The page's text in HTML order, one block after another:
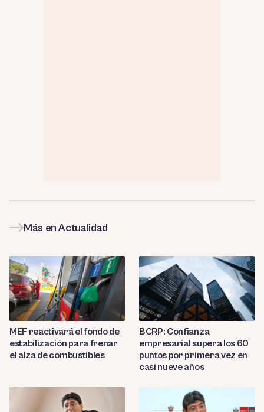
Más en Actualidad
MEF reactivará el fondo de
estabilización para frenar
el alza de combustibles
BCRP: Confianza
empresarial supera los 60
puntos por primera vez en
casi nueve años